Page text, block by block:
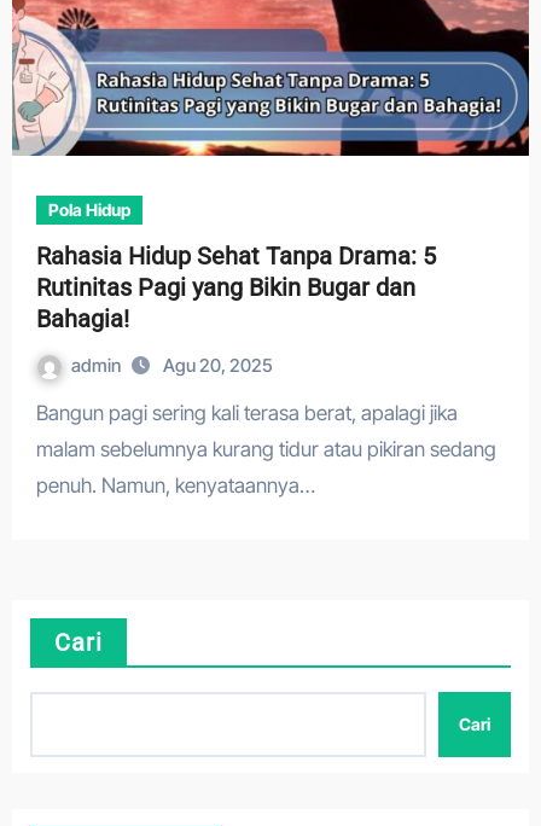
Pola Hidup
Rahasia Hidup Sehat Tanpa Drama: 5
Rutinitas Pagi yang Bikin Bugar dan
Bahagia!
admin Agu 20, 2025
Bangun pagi sering kali terasa berat, apalagi jika
malam sebelumnya kurang tidur atau pikiran sedang
penuh. Namun, kenyataannya…
Cari
Cari